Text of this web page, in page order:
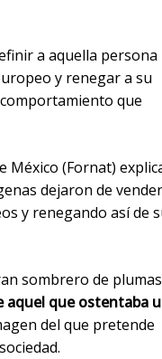
a aquella persona
y renegar a su
que
México (Fornat)
dejaron de vender
y renegando así de
sombrero de
aquel que ostentaba
del que pretende